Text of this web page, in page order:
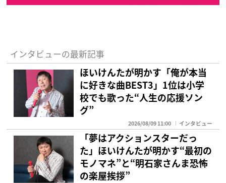
インタビューの最新記事
ほいけんたが明かす「俺が本当
に好きな曲BEST3」1位は小学
校でも歌った“人生の応援ソン
グ”
2026/08/09 11:00 インタビュー
「夢はアクションスターだっ
た」ほいけんたが明かす“最初の
モノマネ”と“明石家さんま恐怖
の楽屋挨拶”